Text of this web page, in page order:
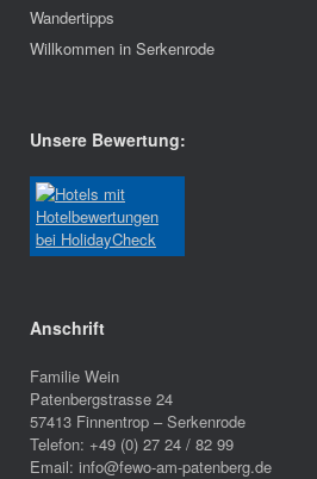
Wandertipps
Willkommen in Serkenrode
Unsere Bewertung:
Anschrift
Familie Wein
Patenbergstrasse 24
57413 Finnentrop – Serkenrode
Telefon: +49 (0) 27 24 / 82 99
Email: info@fewo-am-patenberg.de